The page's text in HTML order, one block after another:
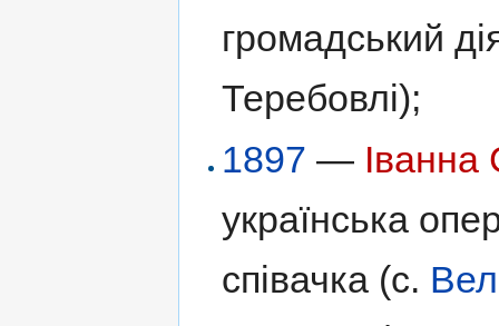
громадський
Теребовлі);
1897 — Іванна
українська
співачка (с.